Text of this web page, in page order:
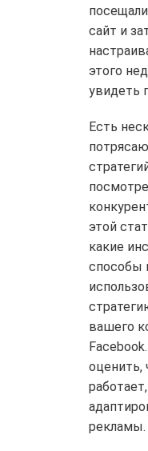
сайт и
этого
увидеть
Есть
этой
какие
способы
вашего
оценить,
рекламы.